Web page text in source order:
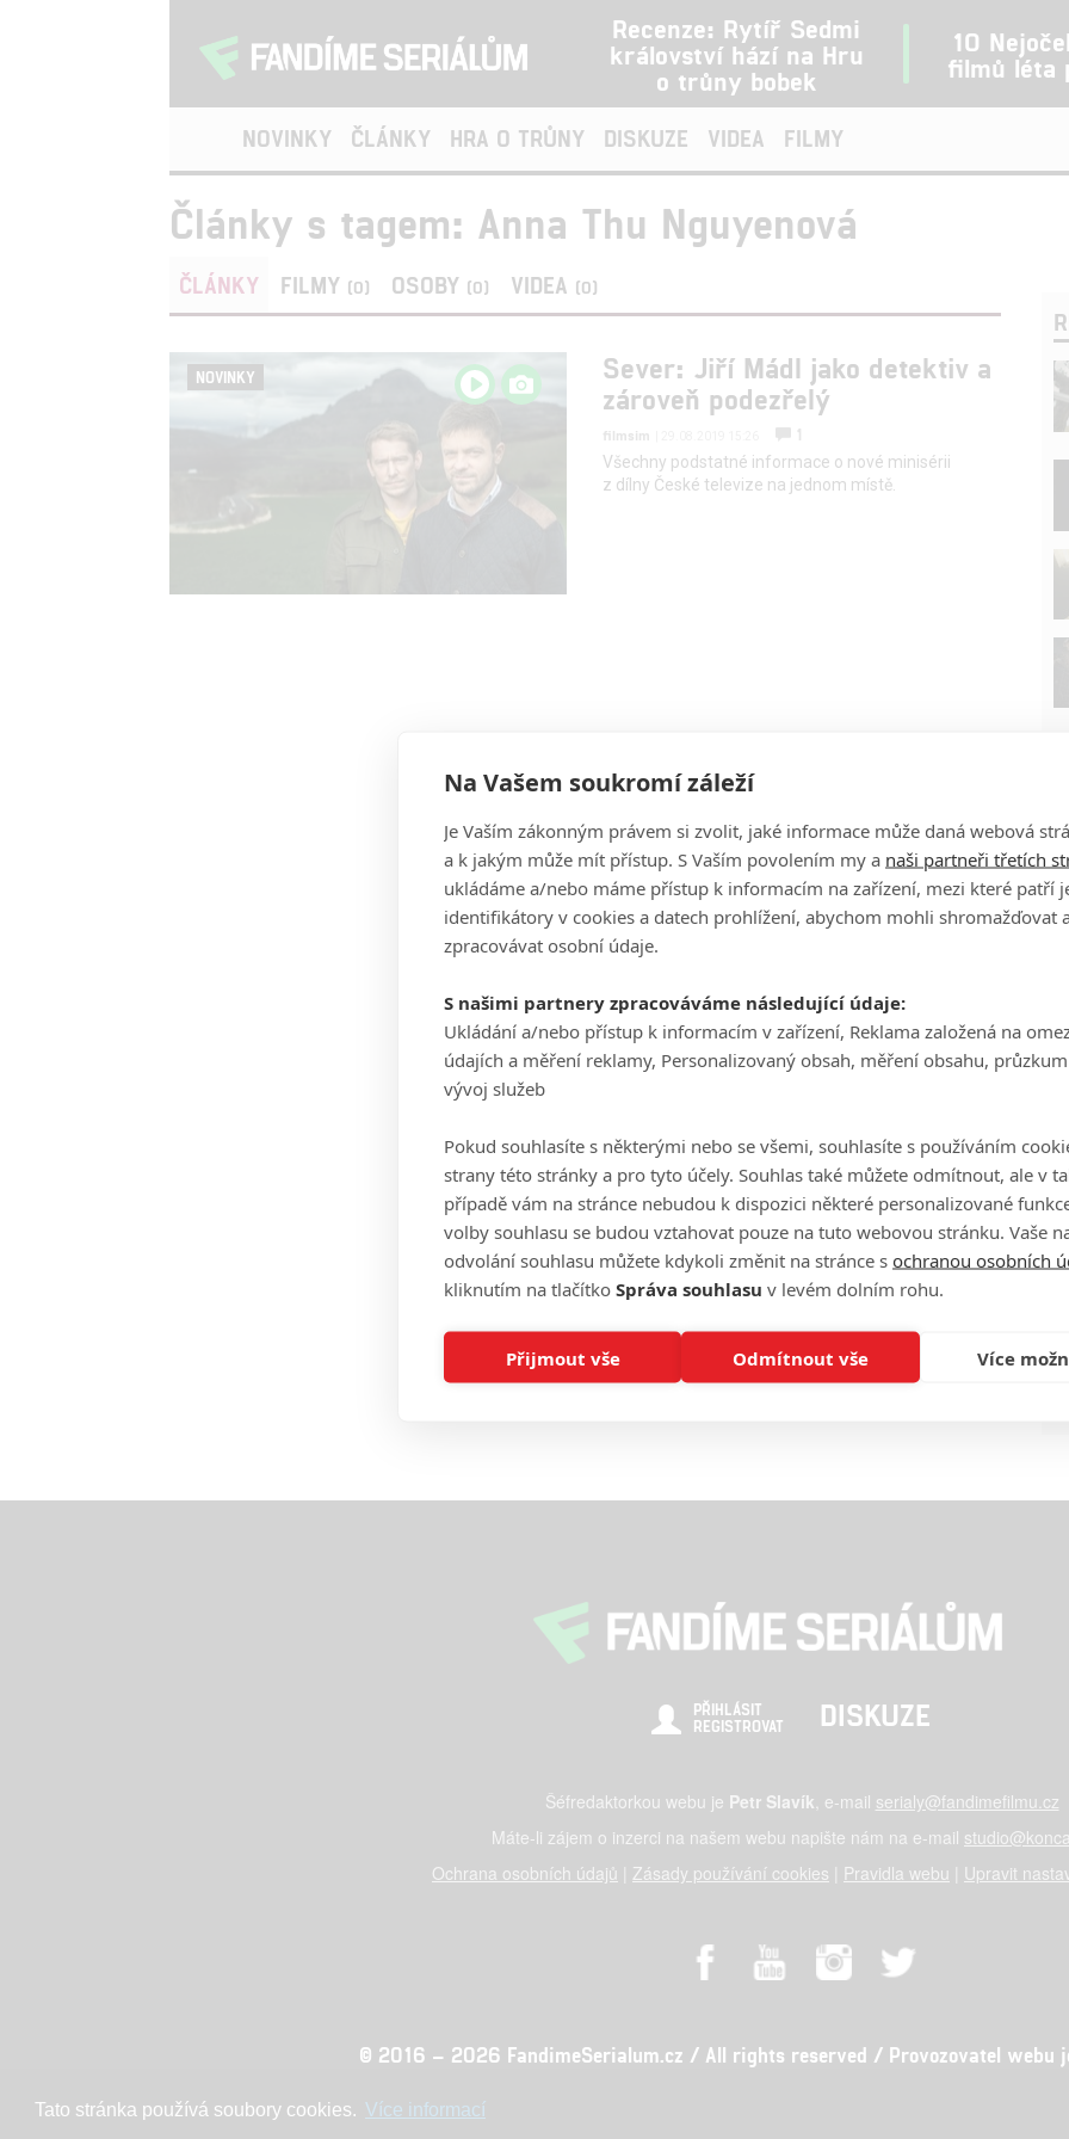
Tato stránka používá soubory cookies. Více informací
Recenze: Rytíř Sedmi
království hází na Hru
o trůny bobek
10
filmů léta
NOVINKY ČLÁNKY HRA O TRŮNY DISKUZE VIDEA FILMY
Články s tagem: Anna Thu Nguyenová
ČLÁNKY FILMY (0) OSOBY (0) VIDEA (0)
NOVINKY
Sever: Jiří Mádl jako detektiv a
zároveň podezřelý
filmsim
1
Všechny podstatné informace o nové minisérii
z dílny České televize na jednom místě.
PŘIHLÁSIT
REGISTROVAT
DISKUZE
Šéfredaktorkou webu je Petr Slavík, e-mail serialy@fandimefilmu.cz
Máte-li zájem o inzerci na našem webu napište nám na e-mail
Ochrana osobních údajů
Zásady používání cookies Pravidla webu Upravit
© 2016 – 2026 FandimeSerialum.cz / All rights reserved / Provozovatel webu
Na Vašem soukromí záleží
Je Vaším zákonným právem si zvolit, jaké informace může daná webová
a k jakým může mít přístup. S Vaším povolením my a naši partneři třetích
ukládáme a/nebo máme přístup k informacím na zařízení, mezi které patří
identifikátory v cookies a datech prohlížení, abychom mohli shromažďovat
zpracovávat osobní údaje.
S našimi partnery zpracováváme následující údaje:
Ukládání a/nebo přístup k informacím v zařízení, Reklama založená na
údajích a měření reklamy, Personalizovaný obsah, měření obsahu,
vývoj služeb
Pokud souhlasíte s některými nebo se všemi, souhlasíte s používáním
strany této stránky a pro tyto účely. Souhlas také můžete odmítnout, ale v
případě vám na stránce nebudou k dispozici některé personalizované
volby souhlasu se budou vztahovat pouze na tuto webovou stránku. Vaše
odvolání souhlasu můžete kdykoli změnit na stránce s ochranou osobních
kliknutím na tlačítko Správa souhlasu v levém dolním rohu.
Přijmout vše Odmítnout vše Více